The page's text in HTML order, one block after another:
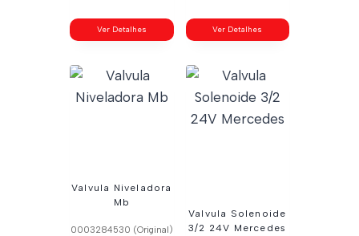
Ver Detalhes Ver Detalhes
Valvula Niveladora
Mb
0003284530 (Original)
Valvula Solenoide
3/2 24V Mercedes